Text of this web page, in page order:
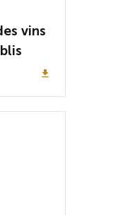
vins
file_download